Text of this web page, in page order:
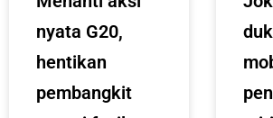
nyata G20,
hentikan
pembangkit